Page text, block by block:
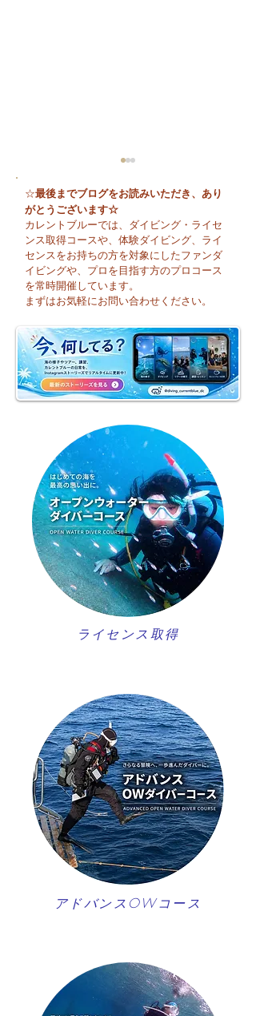
🌈 海の上に広がる虹♪
☆最後までブログをお読みいただき、あり
がとうございます☆
カレントブルーでは、ダイビング・ライセ
ンス取得コースや、体験ダイビング、ライ
センスをお持ちの方を対象にしたファンダ
イビングや、プロを目指す方のプロコース
を常時開催しています。
まずはお気軽にお問い合わせください。
ライセンス取得
アドバンスOWコース